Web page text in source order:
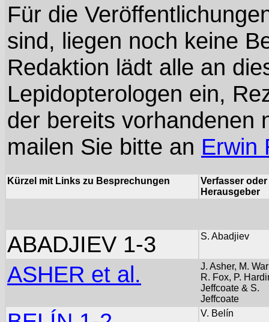
Für die
sind, liegen noch keine
Redaktion lädt alle an
Lepidopterologen ein,
der bereits vorhandenen
mailen Sie bitte an Erwin
Kürzel mit Links zu Besprechungen
Verfasser oder
Herausgeber
ABADJIEV 1-3 S. Abadjiev
ASHER et al.
J. Asher, M.
R. Fox, P.
Jeffcoate & S.
Jeffcoate
V. Belín